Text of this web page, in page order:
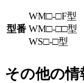
型番
WM□-□F型
WM□-□□型
WS□-□型
その他の情